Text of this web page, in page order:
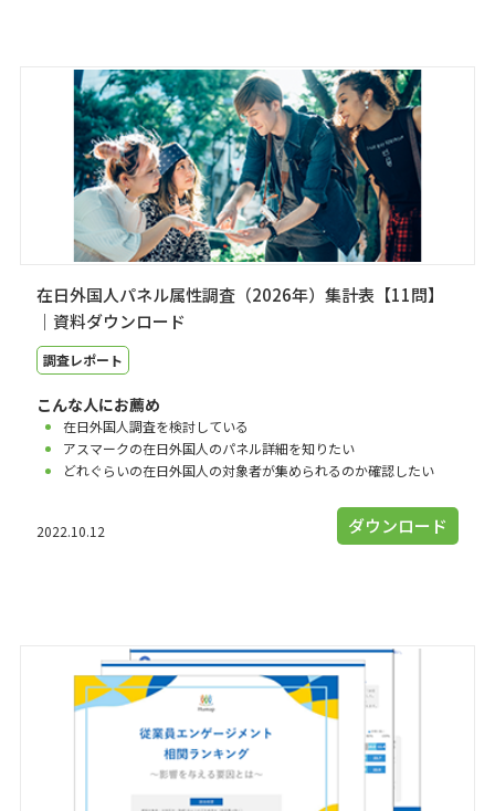
在日外国人パネル属性調査（2026年）集計表【11問】
｜資料ダウンロード
調査レポート
こんな人にお薦め
在日外国人調査を検討している
アスマークの在日外国人のパネル詳細を知りたい
どれぐらいの在日外国人の対象者が集められるのか確認したい
2022.10.12 ダウンロード